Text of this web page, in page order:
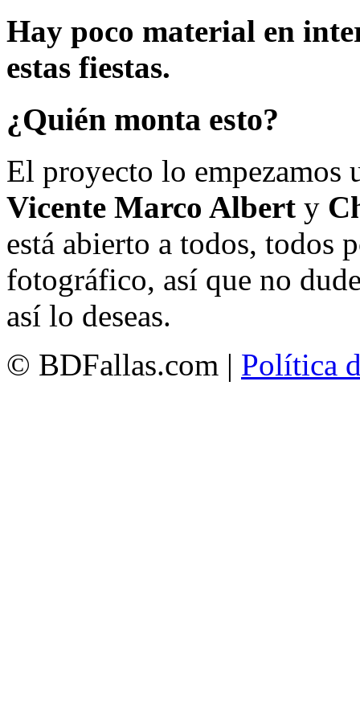
Hay poco material en
estas fiestas.
¿Quién monta esto?
El proyecto lo empezamos
Vicente Marco Albert y
está abierto a todos, todos
fotográfico, así que no
así lo deseas.
© BDFallas.com | Política